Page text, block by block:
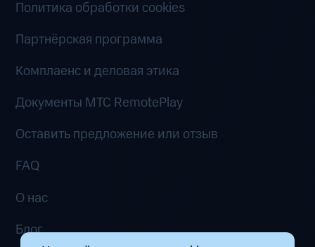
Политика обработки cookies
Партнёрская программа
Комплаенс и деловая этика
Документы MTC RemotePlay
Оставить предложение или отзыв
FAQ
О нас
Блог